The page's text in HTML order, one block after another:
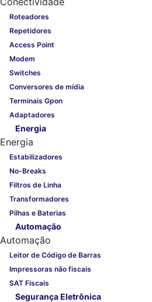
Roteadores
Repetidores
Access Point
Modem
Switches
Conversores de mídia
Terminais Gpon
Adaptadores
Energia
Energia
Estabilizadores
No-Breaks
Filtros de Linha
Transformadores
Pilhas e Baterias
Automação
Automação
Leitor de Código de Barras
Impressoras não fiscais
SAT Fiscais
Segurança Eletrônica